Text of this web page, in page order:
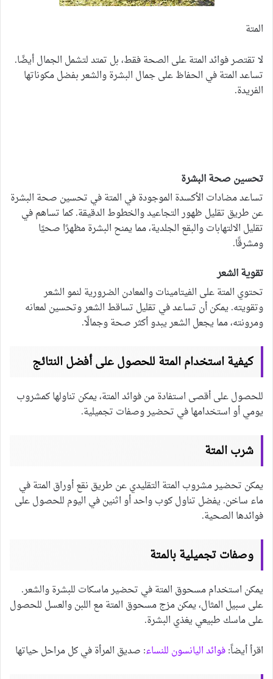
المتة
لا تقتصر فوائد المتة على الصحة فقط، بل تمتد لتشمل الجمال أيضًا.
تساعد المتة في الحفاظ على جمال البشرة والشعر بفضل مكوناتها
الفريدة.
تحسين صحة البشرة
تساعد مضادات الأكسدة الموجودة في المتة في تحسين صحة البشرة
عن طريق تقليل ظهور التجاعيد والخطوط الدقيقة. كما تساهم في
تقليل الالتهابات والبقع الجلدية، مما يمنح البشرة مظهرًا صحيًا
ومشرقًا.
تقوية الشعر
تحتوي المتة على الفيتامينات والمعادن الضرورية لنمو الشعر
وتقويته. يمكن أن تساعد في تقليل تساقط الشعر وتحسين لمعانه
ومرونته، مما يجعل الشعر يبدو أكثر صحة وجمالًا.
كيفية استخدام المتة للحصول على أفضل النتائج
للحصول على أقصى استفادة من فوائد المتة، يمكن تناولها كمشروب
يومي أو استخدامها في تحضير وصفات تجميلية.
شرب المتة
يمكن تحضير مشروب المتة التقليدي عن طريق نقع أوراق المتة في
ماء ساخن. يفضل تناول كوب واحد أو اثنين في اليوم للحصول على
فوائدها الصحية.
وصفات تجميلية بالمتة
يمكن استخدام مسحوق المتة في تحضير ماسكات للبشرة والشعر.
على سبيل المثال، يمكن مزج مسحوق المتة مع اللبن والعسل للحصول
على ماسك طبيعي يغذي البشرة.
اقرأ أيضاً:فوائد اليانسون للنساء: صديق المرأة في كل مراحل حياتها